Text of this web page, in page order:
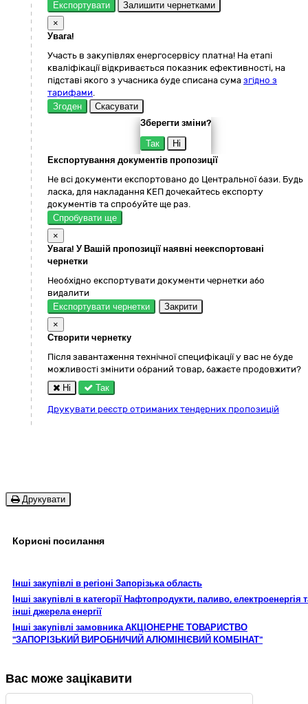
Експортувати
Залишити чернетками
×
Увага!
Участь в закупівлях енергосервісу платна! На етапі
кваліфікації відкривається показник ефективності, на
підставі якого з учасника буде списана сума згідно з
тарифами.
Згоден
Скасувати
Зберегти зміни?
Так
Ні
Експортування документів пропозиції
Не всі документи експортовано до Центральної бази. Будь
ласка, для накладання КЕП дочекайтесь експорту
документів та спробуйте ще раз.
Спробувати ще
×
Увага! У Вашій пропозиції наявні неекспортовані
чернетки
Необхідно експортувати документи чернетки або
видалити
Експортувати чернетки
Закрити
×
Створити чернетку
Після завантаження технічної специфікації у вас не буде
можливості змінити обраний товар, бажаєте продовжити?
Ні
Так
Друкувати реєстр отриманих тендерних пропозицій
Друкувати
Корисні посилання
Інші закупівлі в регіоні Запорізька область
Інші закупівлі в категорії Нафтопродукти, паливо, електроенергія
інші джерела енергії
Інші закупівлі замовника АКЦІОНЕРНЕ ТОВАРИСТВО
"ЗАПОРІЗЬКИЙ ВИРОБНИЧИЙ АЛЮМІНІЄВИЙ КОМБІНАТ"
Вас може зацікавити